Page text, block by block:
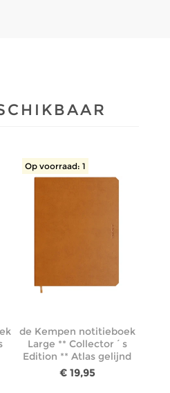
Op voorraad: 1
de Kempen notitieboek
Large ** Collector´s
Edition ** Atlas gelijnd
€ 19,95